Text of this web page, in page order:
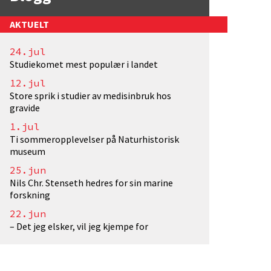
a>. Fotograf: EivindTorgersen/UiO. Lisens:
AKTUELT
24.jul
Studiekomet mest populær i landet
12.jul
Store sprik i studier av medisinbruk hos
gravide
1.jul
Ti sommeropplevelser på Naturhistorisk
museum
25.jun
Nils Chr. Stenseth hedres for sin marine
forskning
22.jun
– Det jeg elsker, vil jeg kjempe for